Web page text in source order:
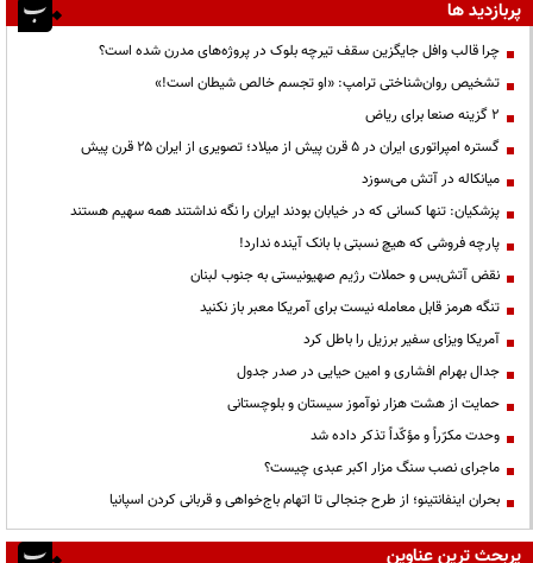
پربازدید ها
چرا قالب وافل جایگزین سقف تیرچه بلوک در پروژه‌های مدرن شده است؟
تشخیص روان‌شناختی ترامپ: «او تجسم خالص شیطان است!»
۲ گزینه صنعا برای ریاض
گستره امپراتوری ایران در ۵ قرن پیش از میلاد؛ تصویری از ایران ۲۵ قرن پیش
میانکاله در آتش می‌سوزد
پزشکیان: تنها کسانی که در خیابان بودند ایران را نگه نداشتند همه سهیم هستند
پارچه فروشی که هیچ نسبتی با بانک آینده ندارد!
نقض آتش‌بس و حملات رژیم صهیونیستی به جنوب لبنان
تنگه هرمز قابل معامله نیست برای آمریکا معبر باز نکنید
آمریکا ویزای سفیر برزیل را باطل کرد
جدال بهرام افشاری و امین حیایی در صدر جدول
حمایت از هشت هزار نوآموز سیستان و بلوچستانی
وحدت مکرّراً و مؤکّداً تذکر داده شد
ماجرای نصب سنگ مزار اکبر عبدی چیست؟
بحران اینفانتینو؛ از طرح جنجالی تا اتهام باج‌خواهی و قربانی کردن اسپانیا
پربحث ترین عناوین